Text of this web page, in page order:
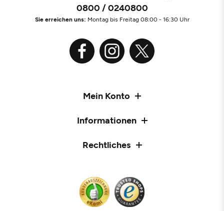
0800 / 0240800
Sie erreichen uns: Montag bis Freitag 08:00 - 16:30 Uhr
Mein Konto
Informationen
Rechtliches